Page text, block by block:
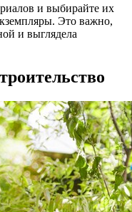
и выбирайте их
Это важно,
и выглядела